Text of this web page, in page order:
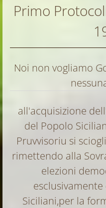
Primo
Noi non vogliamo
all'acquisizione
del Popolo
Pruvvisoriu si
rimettendo alla
elezioni
Siciliani,per la